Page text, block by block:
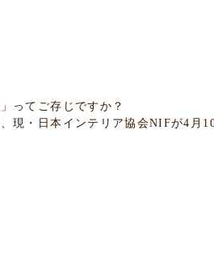
ってご存じですか？
現・日本インテリア協会NIFが4月